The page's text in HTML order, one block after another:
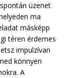
üzenet
ma
másképp
téren érdemes
impulzívan
könnyen
A